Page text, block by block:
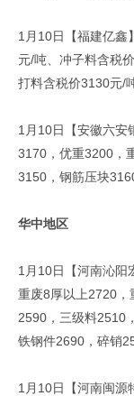
1月10日【福建亿鑫
元/吨、冲子料含税
打料含税价3130元/
1月10日【安徽六安
3170，优重3200，
3150，钢筋压块
华中地区
1月10日【河南沁阳
重废8厚以上2720
2590，三级料2510
铁钢件2690，碎销
1月10日【河南闽源